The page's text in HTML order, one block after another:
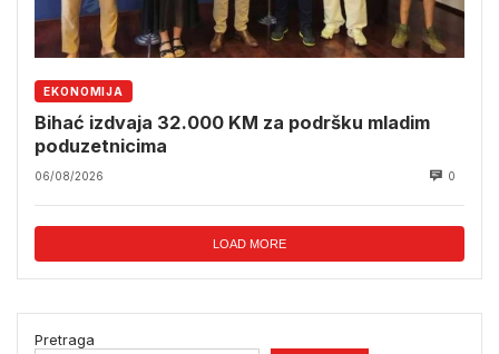
EKONOMIJA
Bihać izdvaja 32.000 KM za podršku mladim
poduzetnicima
06/08/2026 0
LOAD MORE
Pretraga